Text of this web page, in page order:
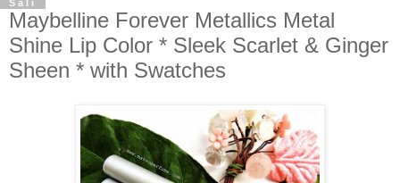
Salı
Maybelline Forever Metallics Metal
Shine Lip Color * Sleek Scarlet & Ginger
Sheen * with Swatches